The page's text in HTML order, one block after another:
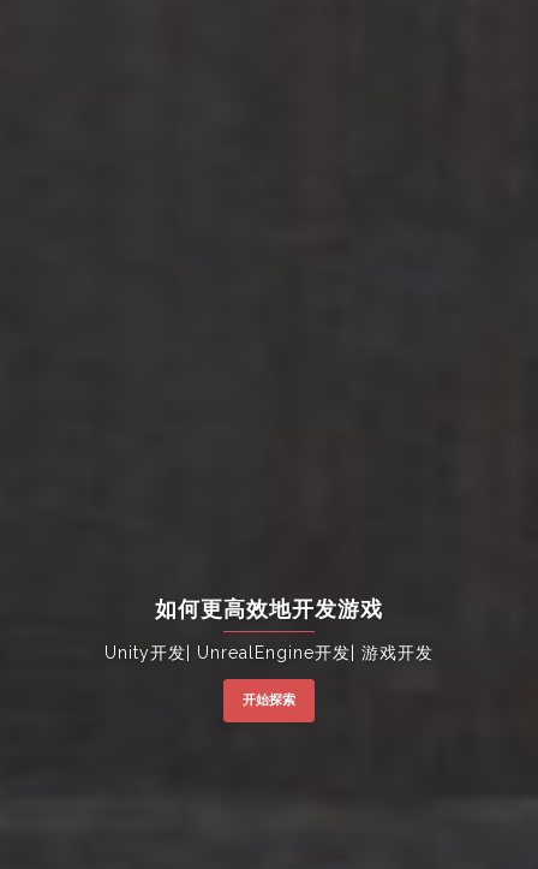
如何更高效地开发游戏
Unity开发| UnrealEngine开发| 游戏开发
开始探索